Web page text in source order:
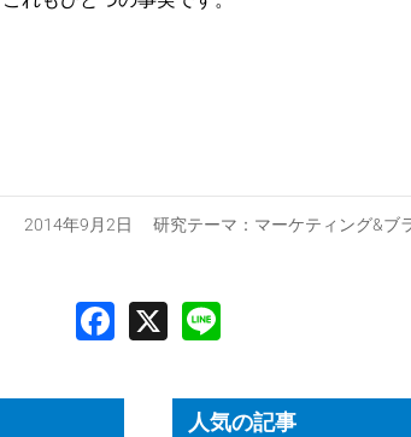
2014年9月2日 研究テーマ： マーケティング&ブ
人気の記事